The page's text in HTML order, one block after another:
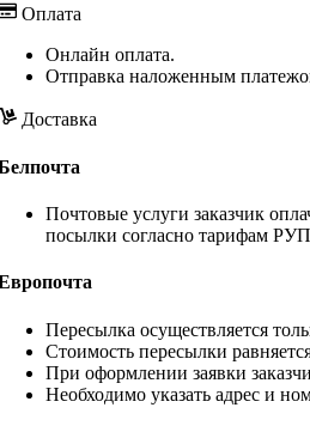
Оплата
Онлайн оплата.
Отправка наложенным
Доставка
Почтовые услуги заказчик
посылки согласно тарифам
Пересылка осуществляется
Стоимость пересылки
При оформлении заявки
Необходимо указать адрес и